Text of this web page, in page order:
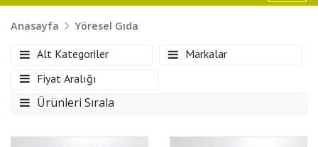
Anasayfa Yöresel Gıda
Alt Kategoriler
Markalar
Fiyat Aralığı
Ürünleri Sırala